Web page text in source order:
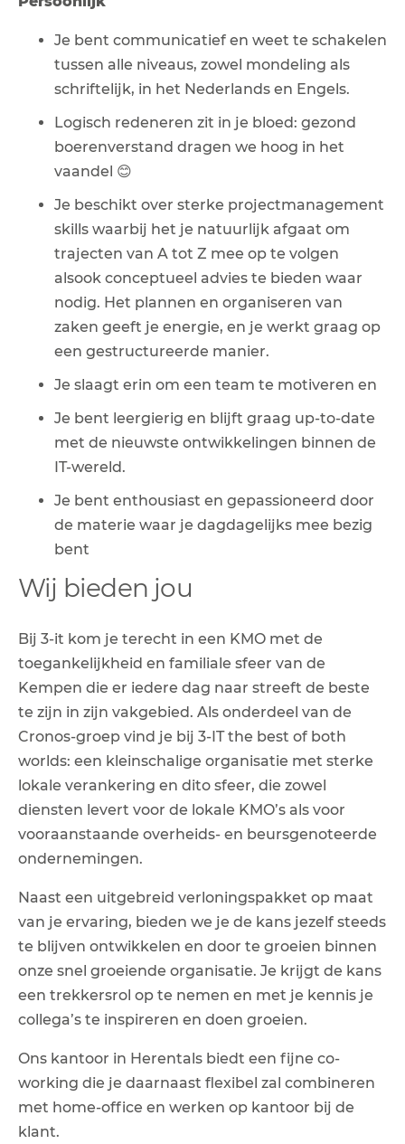
Je bent communicatief en weet te schakelen
tussen alle niveaus, zowel mondeling als
schriftelijk, in het Nederlands en Engels.
Logisch redeneren zit in je bloed: gezond
boerenverstand dragen we hoog in het
vaandel 😊
Je beschikt over sterke projectmanagement
skills waarbij het je natuurlijk afgaat om
trajecten van A tot Z mee op te volgen
alsook conceptueel advies te bieden waar
nodig. Het plannen en organiseren van
zaken geeft je energie, en je werkt graag op
een gestructureerde manier.
Je slaagt erin om een team te motiveren en
Je bent leergierig en blijft graag up-to-date
met de nieuwste ontwikkelingen binnen de
IT-wereld.
Je bent enthousiast en gepassioneerd door
de materie waar je dagdagelijks mee bezig
bent
Wij bieden jou
Bij 3-it kom je terecht in een KMO met de
toegankelijkheid en familiale sfeer van de
Kempen die er iedere dag naar streeft de beste
te zijn in zijn vakgebied. Als onderdeel van de
Cronos-groep vind je bij 3-IT the best of both
worlds: een kleinschalige organisatie met sterke
lokale verankering en dito sfeer, die zowel
diensten levert voor de lokale KMO’s als voor
vooraanstaande overheids- en beursgenoteerde
ondernemingen.
Naast een uitgebreid verloningspakket op maat
van je ervaring, bieden we je de kans jezelf steeds
te blijven ontwikkelen en door te groeien binnen
onze snel groeiende organisatie. Je krijgt de kans
een trekkersrol op te nemen en met je kennis je
collega’s te inspireren en doen groeien.
Ons kantoor in Herentals biedt een fijne co-
working die je daarnaast flexibel zal combineren
met home-office en werken op kantoor bij de
klant.